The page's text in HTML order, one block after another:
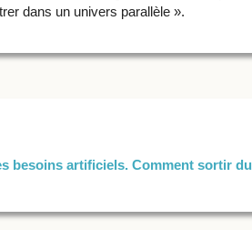
dans un univers parallèle ».
besoins artificiels. Comment sortir du